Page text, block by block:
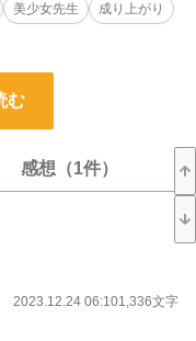
美少女先生
成り上がり
む
感想（1件）
2023.12.24 06:101,336文字